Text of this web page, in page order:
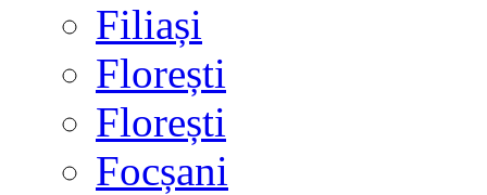
Filiași
Florești
Florești
Focșani